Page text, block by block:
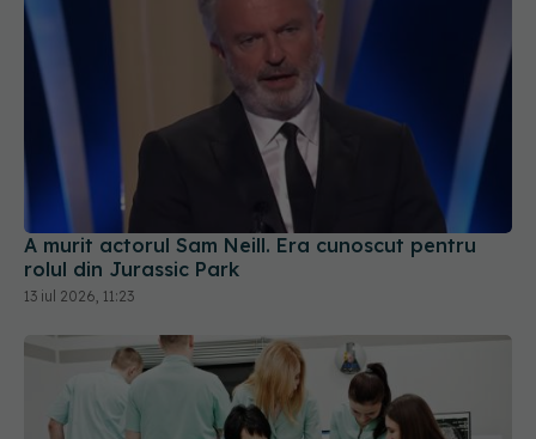
A murit actorul Sam Neill. Era cunoscut pentru
rolul din Jurassic Park
13 iul 2026, 11:23